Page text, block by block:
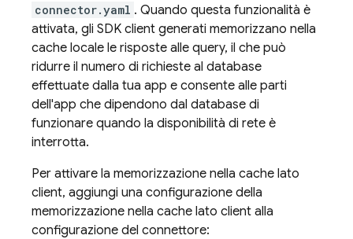
connector.yaml . Quando questa funzionalità è
attivata, gli SDK client generati memorizzano nella
cache locale le risposte alle query, il che può
ridurre il numero di richieste al database
effettuate dalla tua app e consente alle parti
dell'app che dipendono dal database di
funzionare quando la disponibilità di rete è
interrotta.
Per attivare la memorizzazione nella cache lato
client, aggiungi una configurazione della
memorizzazione nella cache lato client alla
configurazione del connettore: